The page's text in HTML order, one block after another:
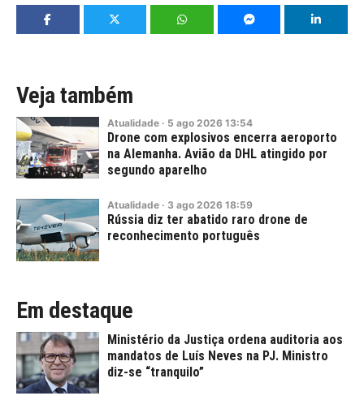
Veja também
Atualidade · 5 ago 2026 13:54
Drone com explosivos encerra aeroporto
na Alemanha. Avião da DHL atingido por
segundo aparelho
Atualidade · 3 ago 2026 18:59
Rússia diz ter abatido raro drone de
reconhecimento português
Em destaque
Ministério da Justiça ordena auditoria aos
mandatos de Luís Neves na PJ. Ministro
diz-se “tranquilo”